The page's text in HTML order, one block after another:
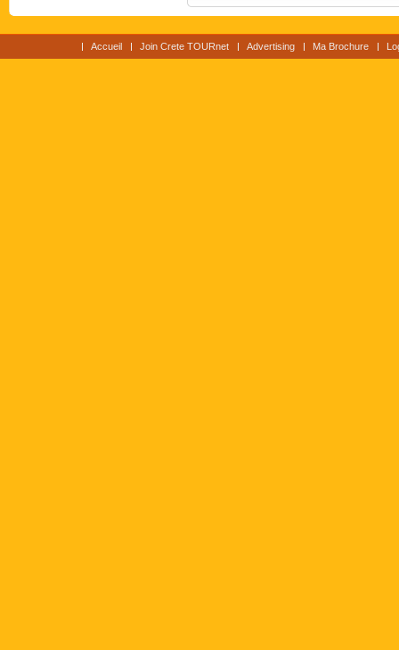
Accueil Join Crete TOURnet Advertising Ma Brochure